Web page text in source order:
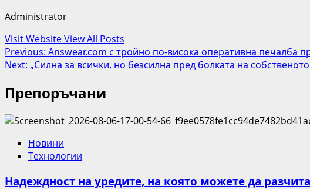
Administrator
Visit WebsiteView All Posts
Post
navigation
Previous: Answear.com с тройно по-висока оперативна печалба
Next: „Силна за всички, но безсилна пред болката на собственото
Препоръчани
Новини
Технологии
Надеждност на уредите, на която можете да